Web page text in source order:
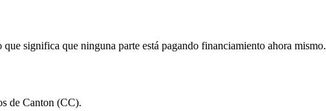
significa que ninguna parte está pagando financiamiento ahora mismo.
de Canton (CC).